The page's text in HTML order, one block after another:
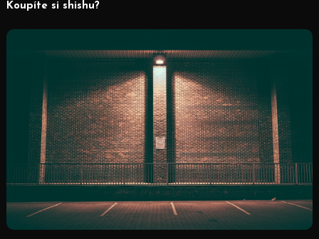
Koupíte si shishu?